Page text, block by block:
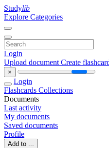
Studylib
Explore Categories
Login
Upload document Create
×
Login
Flashcards Collections
Documents
Last activity
My documents
Saved documents
Profile
Add to ...